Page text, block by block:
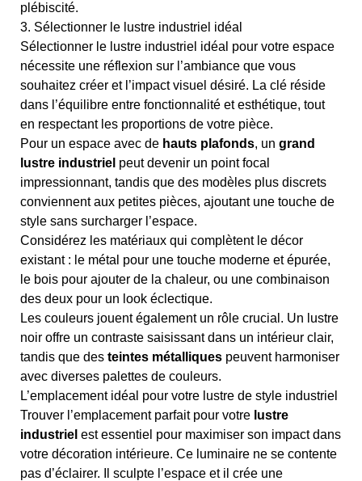
plébiscité.
3. Sélectionner le lustre industriel idéal
Sélectionner le lustre industriel idéal pour votre espace
nécessite une réflexion sur l’ambiance que vous
souhaitez créer et l’impact visuel désiré. La clé réside
dans l’équilibre entre fonctionnalité et esthétique, tout
en respectant les proportions de votre pièce.
Pour un espace avec de hauts plafonds, un grand
lustre industriel peut devenir un point focal
impressionnant, tandis que des modèles plus discrets
conviennent aux petites pièces, ajoutant une touche de
style sans surcharger l’espace.
Considérez les matériaux qui complètent le décor
existant : le métal pour une touche moderne et épurée,
le bois pour ajouter de la chaleur, ou une combinaison
des deux pour un look éclectique.
Les couleurs jouent également un rôle crucial. Un lustre
noir offre un contraste saisissant dans un intérieur clair,
tandis que des teintes métalliques peuvent harmoniser
avec diverses palettes de couleurs.
L’emplacement idéal pour votre lustre de style industriel
Trouver l’emplacement parfait pour votre lustre
industriel est essentiel pour maximiser son impact dans
votre décoration intérieure. Ce luminaire ne se contente
pas d’éclairer. Il sculpte l’espace et il crée une